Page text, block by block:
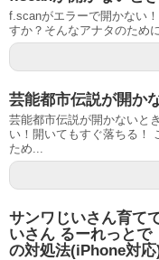
f.scanがエラーで開かない
すか？そんなアナタのため
芸能都市伝説が開か
芸能都市伝説が開かないと
い！開いてもすぐ落ちる！
ため...
サンワじいさん育て
いさん るーれっとで
の対処法(iPhone対応